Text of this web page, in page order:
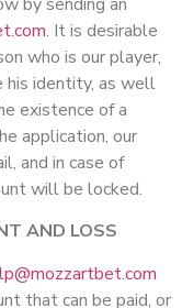
. It is desirable
who is our player,
his identity, as well
existence of a
application, our
and in case of
will be locked.
AND LOSS
that can be paid, or